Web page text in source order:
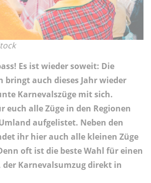
Es ist wieder soweit: Die
bringt auch dieses Jahr wieder
Karnevalszüge mit sich.
euch alle Züge in den Regionen
aufgelistet. Neben den
ihr hier auch alle kleinen Züge
oft ist die beste Wahl für einen
Karnevalsumzug direkt in